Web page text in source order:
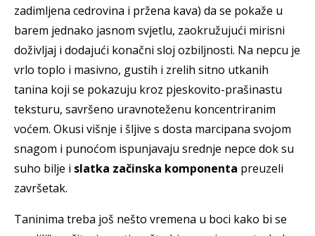
zadimljena cedrovina i pržena kava) da se pokaže u
barem jednako jasnom svjetlu, zaokružujući mirisni
doživljaj i dodajući konačni sloj ozbiljnosti. Na nepcu je
vrlo toplo i masivno, gustih i zrelih sitno utkanih
tanina koji se pokazuju kroz pjeskovito-prašinastu
teksturu, savršeno uravnoteženu koncentriranim
voćem. Okusi višnje i šljive s dosta marcipana svojom
snagom i punoćom ispunjavaju srednje nepce dok su
suho bilje i slatka začinska komponenta preuzeli
završetak.
Taninima treba još nešto vremena u boci kako bi se